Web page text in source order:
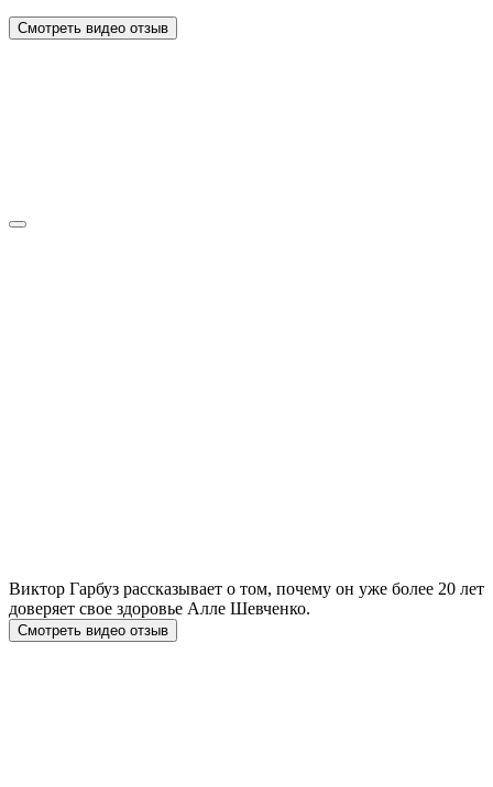
Смотреть видео отзыв
Виктор Гарбуз рассказывает о том, почему он уже более 20 лет
доверяет свое здоровье Алле Шевченко.
Смотреть видео отзыв